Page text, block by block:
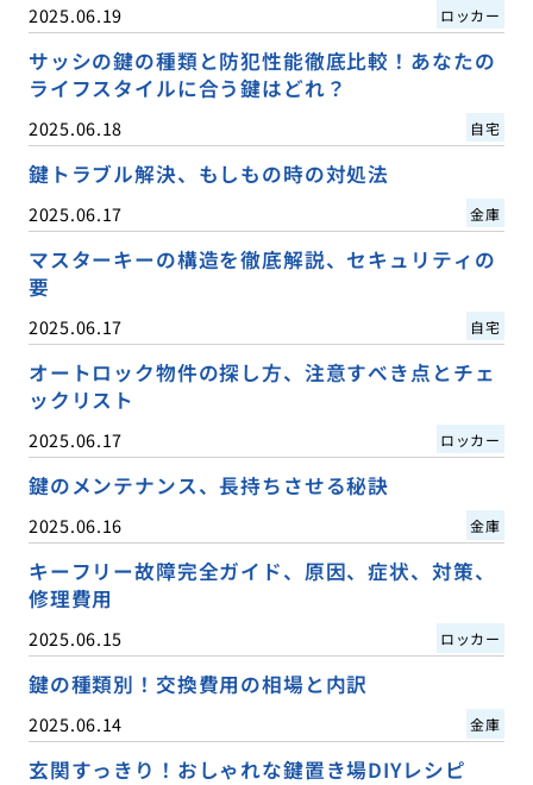
2025.06.19 ロッカー
サッシの鍵の種類と防犯性能徹底比較！あなたの
ライフスタイルに合う鍵はどれ？
2025.06.18 自宅
鍵トラブル解決、もしもの時の対処法
2025.06.17 金庫
マスターキーの構造を徹底解説、セキュリティの
要
2025.06.17 自宅
オートロック物件の探し方、注意すべき点とチェ
ックリスト
2025.06.17 ロッカー
鍵のメンテナンス、長持ちさせる秘訣
2025.06.16 金庫
キーフリー故障完全ガイド、原因、症状、対策、
修理費用
2025.06.15 ロッカー
鍵の種類別！交換費用の相場と内訳
2025.06.14 金庫
玄関すっきり！おしゃれな鍵置き場DIYレシピ